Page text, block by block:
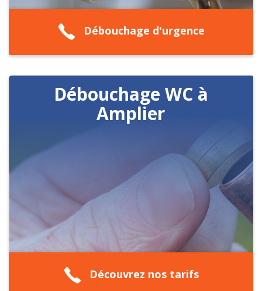
Débouchage d'urgence
Débouchage WC à
Amplier
Découvrez nos tarifs